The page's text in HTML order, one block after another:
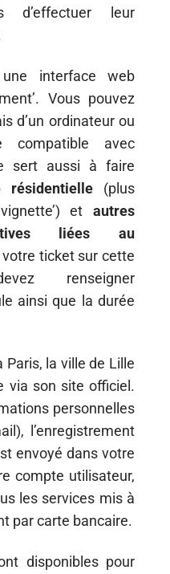
d’effectuer leur
interface web
Vous pouvez
d’un ordinateur ou
compatible avec
sert aussi à faire
résidentielle (plus
et autres
liées au
votre ticket sur cette
renseigner
ainsi que la durée
Paris, la ville de Lille
via son site officiel.
personnelles
l’enregistrement
envoyé dans votre
compte utilisateur,
les services mis à
par carte bancaire.
disponibles pour